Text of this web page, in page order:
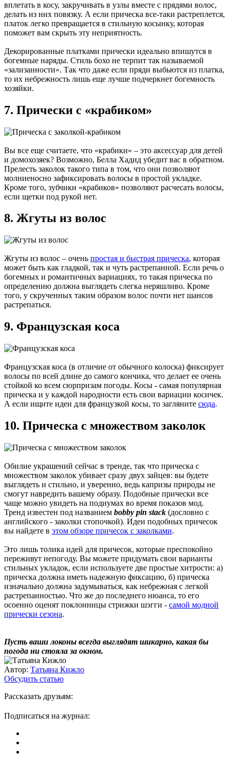
вплетать в косу, закручивать в узлы вместе с прядями волос,
делать из них повязку. А если прическа все-таки растреплется,
платок легко превращается в стильную косынку, которая
поможет вам скрыть эту неприятность.
Декорированные платками прически идеально впишутся в
богемные наряды. Стиль бохо не терпит так называемой
«зализанности». Так что даже если пряди выбьются из платка,
то их небрежность лишь еще лучше подчеркнет богемность
хозяйки.
7. Прически с «крабиком»
Вы все еще считаете, что «крабики» – это аксессуар для детей
и домохозяек? Возможно, Белла Хадид убедит вас в обратном.
Прелесть заколок такого типа в том, что они позволяют
молниеносно зафиксировать волосы в простой укладке.
Кроме того, зубчики «крабиков» позволяют расчесать волосы,
если щетки под рукой нет.
8. Жгуты из волос
Жгуты из волос – очень простая и быстрая прическа, которая
может быть как гладкой, так и чуть растрепанной. Если речь о
богемных и романтичных вариациях, то такая прическа по
определению должна выглядеть слегка неряшливо. Кроме
того, у скрученных таким образом волос почти нет шансов
растрепаться.
9. Французская коса
Французская коса (в отличие от обычного колоска) фиксирует
волосы по всей длине до самого кончика, что делает ее очень
стойкой ко всем сюрпризам погоды. Косы - самая популярная
прическа и у каждой народности есть свои вариации косичек.
А если ищите идеи для французкой косы, то загляните сюда.
10. Прическа с множеством заколок
Обилие украшений сейчас в тренде, так что прическа с
множеством заколок убивает сразу двух зайцев: вы будете
выглядеть и стильно, и уверенно, ведь капризы природы не
смогут навредить вашему образу. Подобные прически все
чаще можно увидеть на подиумах во время показов мод.
Тренд известен под названием bobby pin stack (дословно с
английского - заколки стопочкой). Идеи подобных причесок
вы найдете в этом обзоре причесок с заколками.
Это лишь толика идей для причесок, которые преспокойно
переживут непогоду. Вы можете придумать свои варианты
стильных укладок, если используете две простые хитрости: а)
прическа должна иметь надежную фиксацию, б) прическа
изначально должна задумываться, как небрежная с легкой
растрепанностью. Что же до последнего нюанса, то его
осоенно оценят поклонницы стрижки шэгги - самой модной
прически сезона.
Пусть ваши локоны всегда выглядят шикарно, какая бы
погода ни стояла за окном.
Автор: Татьяна Кижло
Обсудить статью
Рассказать друзьям:
Подписаться на журнал: